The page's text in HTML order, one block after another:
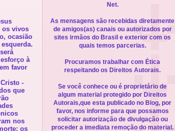
os vivos
ocasião
à
favor
-
que
nos
os
Net.
As mensagens são recebidas diretamente
de amigos(as) canais ou autorizados por
sites irmãos do Brasil e exterior com os
quais temos parcerias.
Procuramos trabalhar com Ética
respeitando os Direitos Autorais.
Se você conhece ou é proprietário de
algum material protegido por Direitos
Autorais,que esta publicado no Blog, por
favor, nos informe para que possamos
solicitar autorização de divulgação ou
proceder a imediata remoção do material.